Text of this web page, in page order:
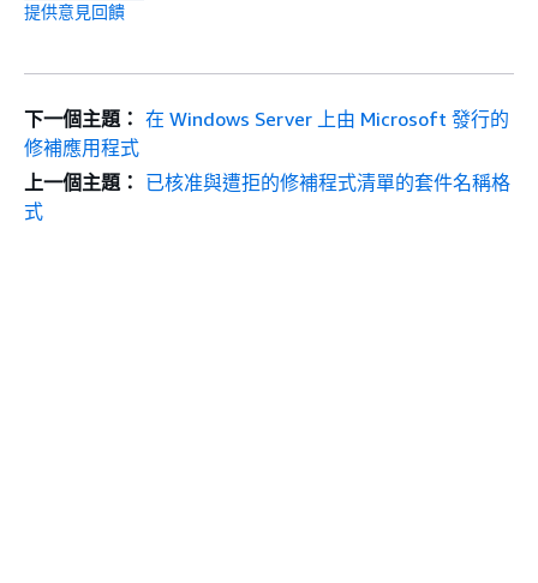
提供意見回饋
下一個主題： 在 Windows Server 上由 Microsoft 發行的
修補應用程式
上一個主題： 已核准與遭拒的修補程式清單的套件名稱格
式